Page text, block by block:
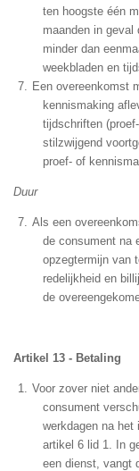
ten hoogste één
maanden in
minder dan
weekbladen en
Een overeenkomst
kennismaking
tijdschriften
stilzwijgend
proef- of
Duur
Als een
de consument na
opzegtermijn van
redelijkheid en
de
Artikel 13 - Betaling
Voor zover niet
consument
werkdagen na het
artikel 6 lid 1. In
een dienst, vangt